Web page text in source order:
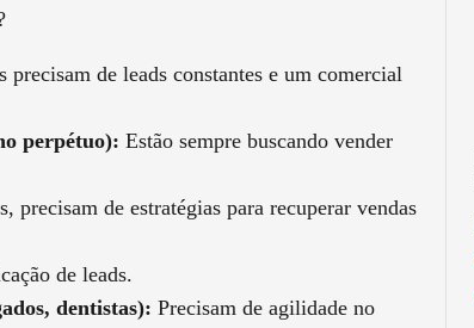
precisam de leads constantes e um comercial
perpétuo): Estão sempre buscando vender
precisam de estratégias para recuperar vendas
de leads.
dentistas): Precisam de agilidade no